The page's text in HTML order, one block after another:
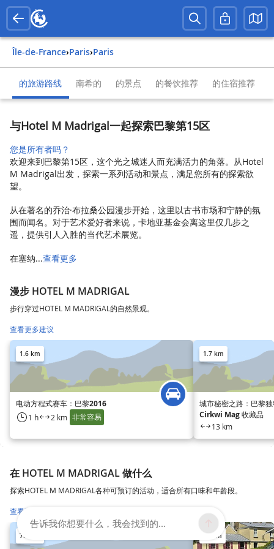
Île-de-France› Paris› Paris
的旅游路线 南希的 的景点 的餐饮推荐 的住宿推荐
与Hotel M Madrigal一起探索巴黎第15区
您是所有者吗？
欢迎来到巴黎第15区，这个光之城迷人而充满活力的角落。从Hotel
M Madrigal出发，探索一系列活动和景点，满足您所有的探索欲
望。
从在著名的乔治·布拉桑公园漫步开始，这里以古书市场和宁静的氛
围而闻名。对于艺术爱好者来说，卡地亚基金会离这里仅几步之
遥，提供引人入胜的当代艺术展览。
在塞纳...查看更多
漫步 HOTEL M MADRIGAL
步行穿过HOTEL M MADRIGAL的自然景观。
查看更多建议
1.6 km
电动方程式赛车：巴黎2016
1 h 2 km 非常容易
1.7 km
城市秘密之路：巴黎
Cirkwi Mag 收藏品
13 km
在 HOTEL M MADRIGAL 做什么
探索HOTEL M MADRIGAL各种可预订的活动，适合所有口味和年龄段。
查看更多建议
7.1 km 12 km
告诉我你想要什么，我会找到的...